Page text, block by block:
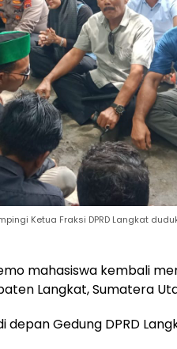
Ketua Fraksi DPRD Langkat
mahasiswa kembali
Langkat, Sumatera
Gedung DPRD